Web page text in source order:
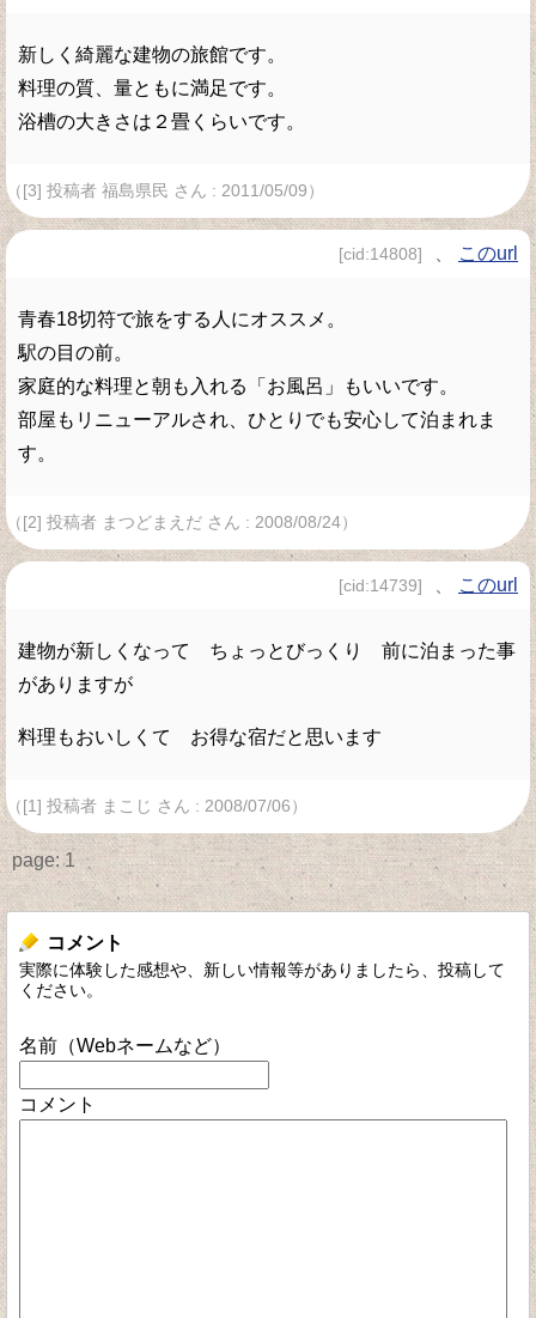
新しく綺麗な建物の旅館です。
料理の質、量ともに満足です。
浴槽の大きさは２畳くらいです。
（[3] 投稿者 福島県民 さん : 2011/05/09）
[cid:14808] このurl
青春18切符で旅をする人にオススメ。
駅の目の前。
家庭的な料理と朝も入れる「お風呂」もいいです。
部屋もリニューアルされ、ひとりでも安心して泊まれま
す。
（[2] 投稿者 まつどまえだ さん : 2008/08/24）
[cid:14739] このurl
建物が新しくなって ちょっとびっくり 前に泊まった事
がありますが
料理もおいしくて お得な宿だと思います
（[1] 投稿者 まこじ さん : 2008/07/06）
page:1
コメント
実際に体験した感想や、新しい情報等がありましたら、投稿して
ください。
名前（Webネームなど）
コメント